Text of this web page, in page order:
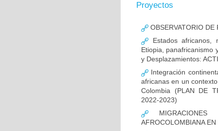
Proyectos
OBSERVATORIO DE
Estados africanos,
Etiopia, panafricanismo
y Desplazamientos:
Integración
africanas en un
Colombia (PLAN DE
2022-2023)
MIGRACIONES
AFROCOLOMBIANA